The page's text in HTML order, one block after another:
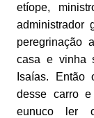
etíope,
administrador
peregrinação
casa e vinha
Isaías. Então
desse carro
eunuco ler